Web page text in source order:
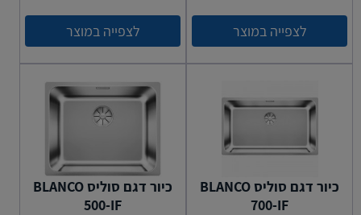
לצפייה במוצר לצפייה במוצר
כיור דגם סוליס BLANCO
700-IF
כיור דגם סוליס BLANCO
500-IF